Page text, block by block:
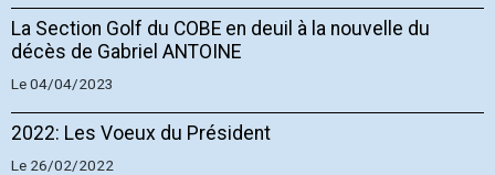
La Section Golf du COBE en deuil à la nouvelle du
décès de Gabriel ANTOINE
Le 04/04/2023
2022: Les Voeux du Président
Le 26/02/2022